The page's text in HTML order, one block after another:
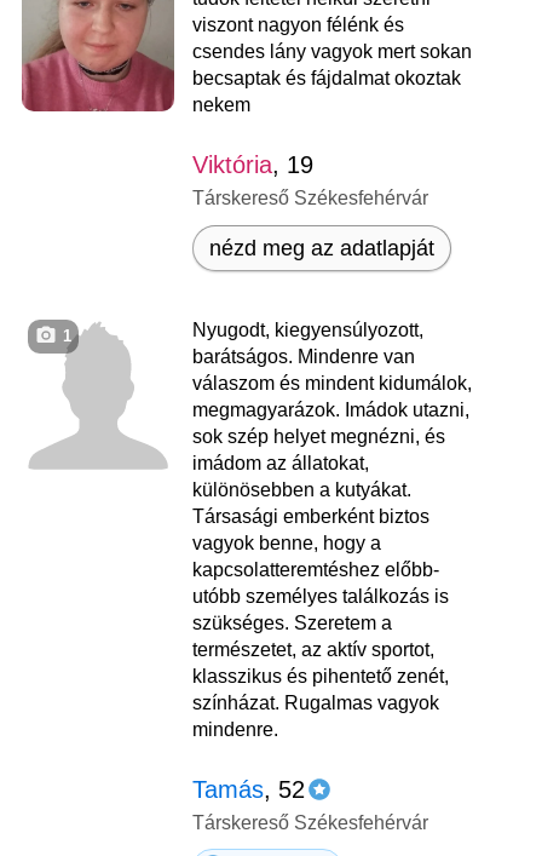
viszont nagyon félénk és
csendes lány vagyok mert sokan
becsaptak és fájdalmat okoztak
nekem
Viktória, 19
Társkereső Székesfehérvár
nézd meg az adatlapját
1
Nyugodt, kiegyensúlyozott,
barátságos. Mindenre van
válaszom és mindent kidumálok,
megmagyarázok. Imádok utazni,
sok szép helyet megnézni, és
imádom az állatokat,
különösebben a kutyákat.
Társasági emberként biztos
vagyok benne, hogy a
kapcsolatteremtéshez előbb-
utóbb személyes találkozás is
szükséges. Szeretem a
természetet, az aktív sportot,
klasszikus és pihentető zenét,
színházat. Rugalmas vagyok
mindenre.
Tamás, 52
Társkereső Székesfehérvár